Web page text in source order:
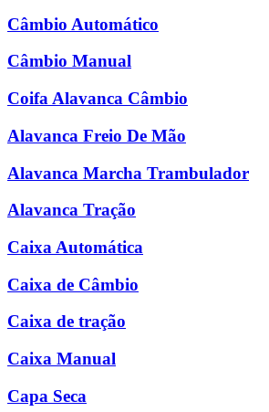
Câmbio Automático
Câmbio Manual
Coifa Alavanca Câmbio
Alavanca Freio De Mão
Alavanca Marcha Trambulador
Alavanca Tração
Caixa Automática
Caixa de Câmbio
Caixa de tração
Caixa Manual
Capa Seca